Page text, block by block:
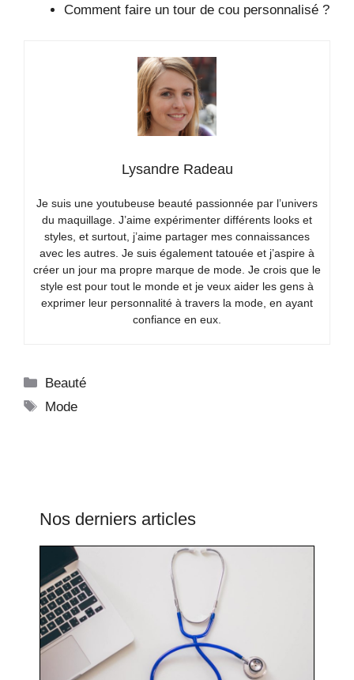
Comment faire un tour de cou personnalisé ?
Lysandre Radeau
Je suis une youtubeuse beauté passionnée par l’univers
du maquillage. J’aime expérimenter différents looks et
styles, et surtout, j’aime partager mes connaissances
avec les autres. Je suis également tatouée et j’aspire à
créer un jour ma propre marque de mode. Je crois que le
style est pour tout le monde et je veux aider les gens à
exprimer leur personnalité à travers la mode, en ayant
confiance en eux.
Catégories
Beauté
Étiquettes
Mode
Nos derniers articles